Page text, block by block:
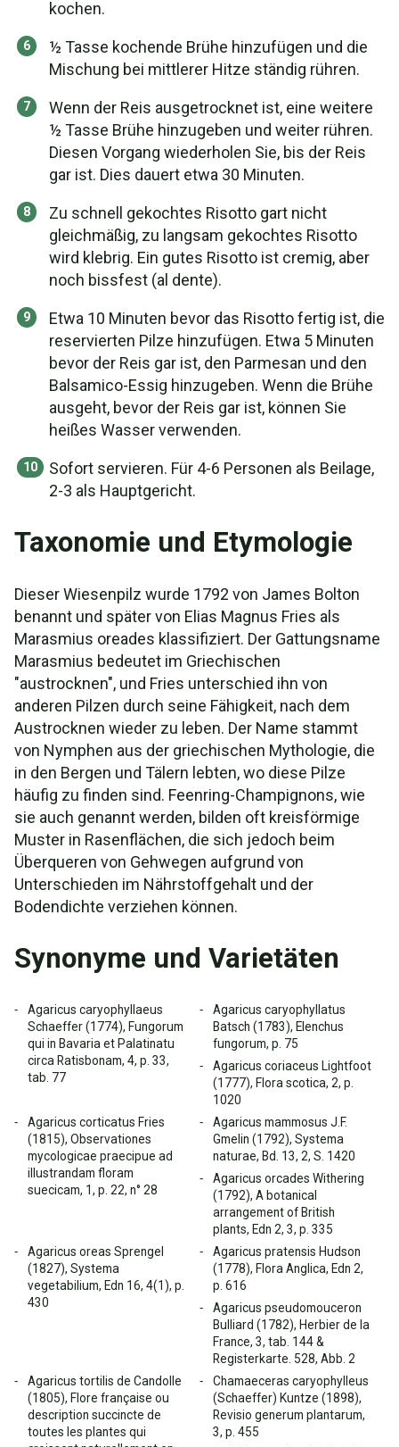
kochen.
½ Tasse kochende Brühe hinzufügen und die
Mischung bei mittlerer Hitze ständig rühren.
Wenn der Reis ausgetrocknet ist, eine weitere
½ Tasse Brühe hinzugeben und weiter rühren.
Diesen Vorgang wiederholen Sie, bis der Reis
gar ist. Dies dauert etwa 30 Minuten.
Zu schnell gekochtes Risotto gart nicht
gleichmäßig, zu langsam gekochtes Risotto
wird klebrig. Ein gutes Risotto ist cremig, aber
noch bissfest (al dente).
Etwa 10 Minuten bevor das Risotto fertig ist, die
reservierten Pilze hinzufügen. Etwa 5 Minuten
bevor der Reis gar ist, den Parmesan und den
Balsamico-Essig hinzugeben. Wenn die Brühe
ausgeht, bevor der Reis gar ist, können Sie
heißes Wasser verwenden.
Sofort servieren. Für 4-6 Personen als Beilage,
2-3 als Hauptgericht.
Taxonomie und Etymologie
Dieser Wiesenpilz wurde 1792 von James Bolton
benannt und später von Elias Magnus Fries als
Marasmius oreades klassifiziert. Der Gattungsname
Marasmius bedeutet im Griechischen
"austrocknen", und Fries unterschied ihn von
anderen Pilzen durch seine Fähigkeit, nach dem
Austrocknen wieder zu leben. Der Name stammt
von Nymphen aus der griechischen Mythologie, die
in den Bergen und Tälern lebten, wo diese Pilze
häufig zu finden sind. Feenring-Champignons, wie
sie auch genannt werden, bilden oft kreisförmige
Muster in Rasenflächen, die sich jedoch beim
Überqueren von Gehwegen aufgrund von
Unterschieden im Nährstoffgehalt und der
Bodendichte verziehen können.
Synonyme und Varietäten
Agaricus caryophyllaeus
Schaeffer (1774), Fungorum
qui in Bavaria et Palatinatu
circa Ratisbonam, 4, p. 33,
tab. 77
Agaricus caryophyllatus
Batsch (1783), Elenchus
fungorum, p. 75
Agaricus coriaceus Lightfoot
(1777), Flora scotica, 2, p.
1020
Agaricus corticatus Fries
(1815), Observationes
mycologicae praecipue ad
illustrandam floram
suecicam, 1, p. 22, n° 28
Agaricus mammosus J.F.
Gmelin (1792), Systema
naturae, Bd. 13, 2, S. 1420
Agaricus orcades Withering
(1792), A botanical
arrangement of British
plants, Edn 2, 3, p. 335
Agaricus oreas Sprengel
(1827), Systema
vegetabilium, Edn 16, 4(1), p.
430
Agaricus pratensis Hudson
(1778), Flora Anglica, Edn 2,
p. 616
Agaricus pseudomouceron
Bulliard (1782), Herbier de la
France, 3, tab. 144 &
Registerkarte. 528, Abb. 2
Agaricus tortilis de Candolle
(1805), Flore française ou
description succincte de
toutes les plantes qui
Chamaeceras caryophylleus
(Schaeffer) Kuntze (1898),
Revisio generum plantarum,
3, p. 455